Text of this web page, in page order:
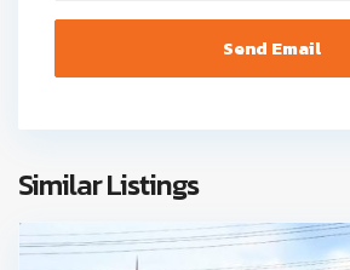
Similar Listings